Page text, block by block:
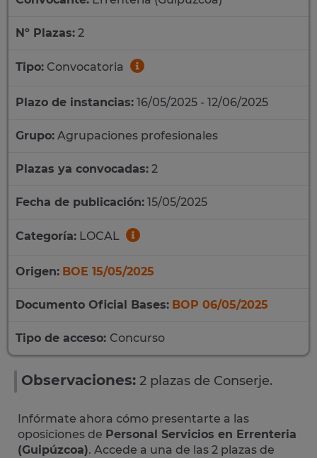
Nº Plazas: 2
Tipo: Convocatoria
Plazo de instancias: 16/05/2025 - 12/06/2025
Grupo: Agrupaciones profesionales
Plazas ya convocadas: 2
Fecha de publicación: 15/05/2025
Categoría: LOCAL
Origen: BOE 15/05/2025
Documento Oficial Bases: BOP 06/05/2025
Tipo de acceso: Concurso
Observaciones: 2 plazas de Conserje.
Infórmate ahora cómo presentarte a las
oposiciones de Personal Servicios en Errenteria
(Guipúzcoa). Accede a una de las 2 plazas de